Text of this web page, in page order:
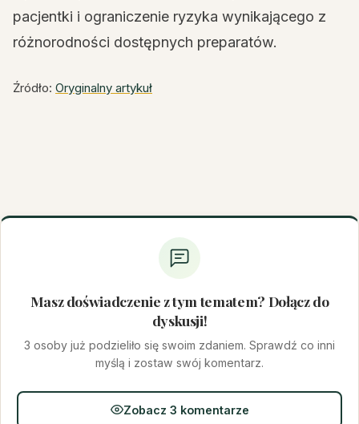
pacjentki i ograniczenie ryzyka wynikającego z
różnorodności dostępnych preparatów.
Źródło: Oryginalny artykuł
Masz doświadczenie z tym tematem? Dołącz do
dyskusji!
3 osoby już podzieliło się swoim zdaniem. Sprawdź co inni
myślą i zostaw swój komentarz.
Zobacz 3 komentarze